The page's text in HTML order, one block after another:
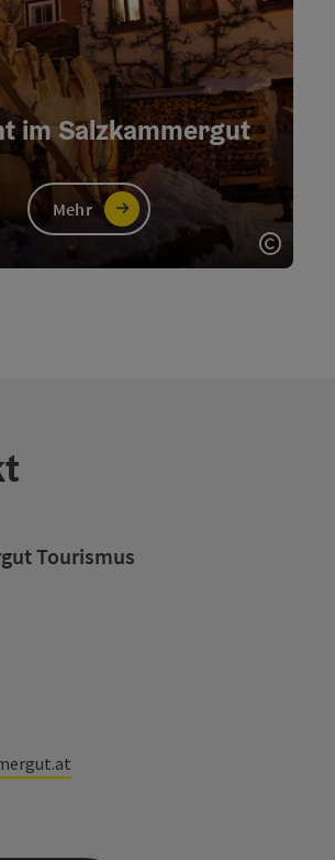
im Salzkammergut
Mehr
Tourismus